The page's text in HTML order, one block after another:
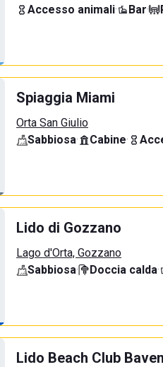
Accesso animali· Bar·
Spiaggia Miami
Orta San Giulio
Sabbiosa· Cabine·
Lido di Gozzano
Lago d'Orta, Gozzano
Sabbiosa· Doccia calda·
Lido Beach Club